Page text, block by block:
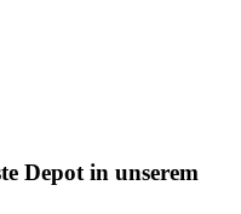
Depot in unserem